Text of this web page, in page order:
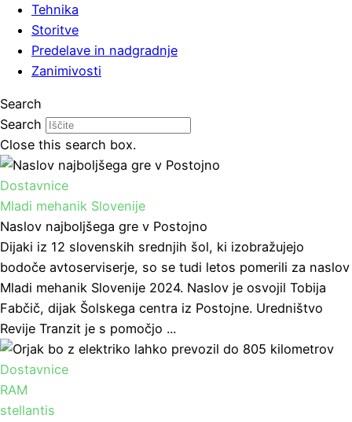
Tehnika
Storitve
Predelave in nadgradnje
Zanimivosti
Search
Search
Close this search box.
Dostavnice
Mladi mehanik Slovenije
Naslov najboljšega gre v Postojno
Dijaki iz 12 slovenskih srednjih šol, ki izobražujejo
bodoče avtoserviserje, so se tudi letos pomerili za naslov
Mladi mehanik Slovenije 2024. Naslov je osvojil Tobija
Fabčič, dijak Šolskega centra iz Postojne. Uredništvo
Revije Tranzit je s pomočjo ...
Dostavnice
RAM
stellantis